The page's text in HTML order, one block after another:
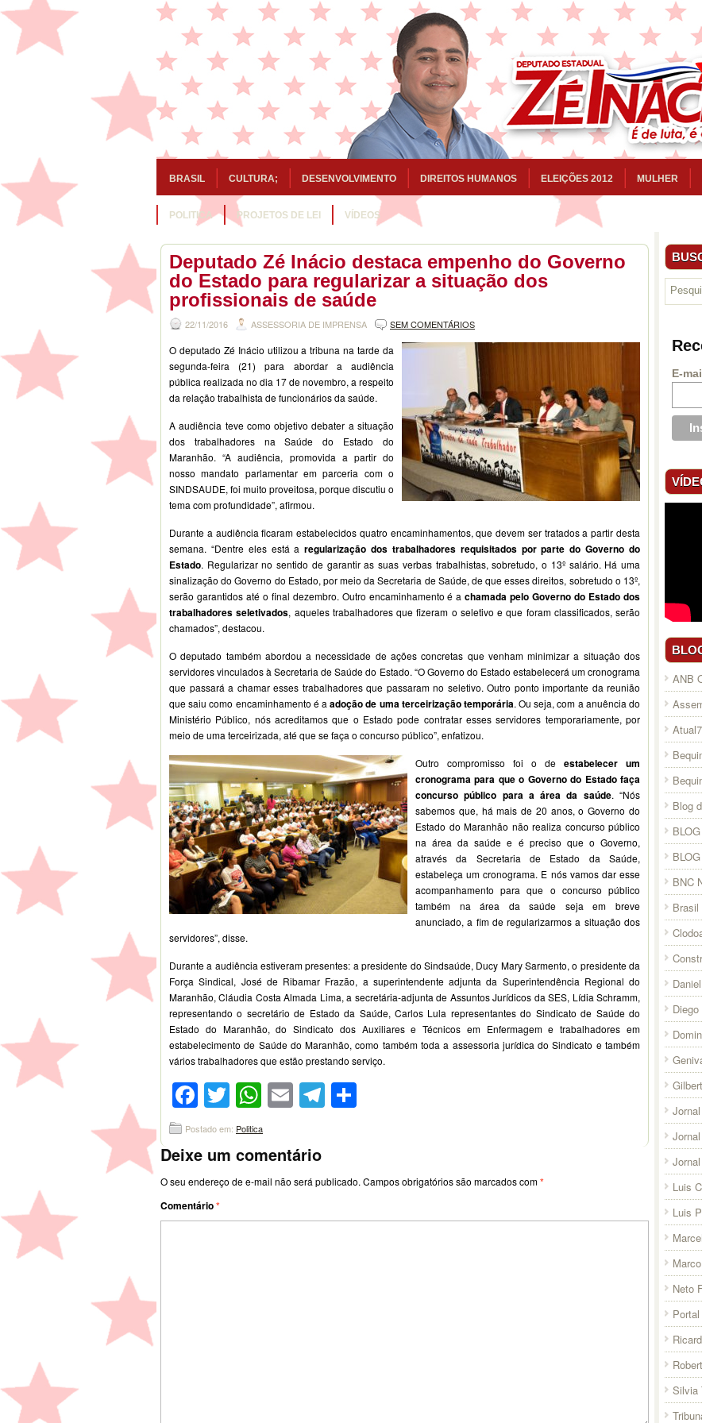
BRASIL CULTURA; DESENVOLVIMENTO DIREITOS HUMANOS ELEIÇÕES 2012 MULHER
POLITICA PROJETOS DE LEI VÍDEOS
Deputado Zé Inácio destaca empenho do Governo
do Estado para regularizar a situação dos
profissionais de saúde
22/11/2016 ASSESSORIA DE IMPRENSA SEM COMENTÁRIOS
O deputado Zé Inácio utilizou a tribuna na tarde da
segunda-feira (21) para abordar a audiência
pública realizada no dia 17 de novembro, a respeito
da relação trabalhista de funcionários da saúde.
A audiência teve como objetivo debater a situação
dos trabalhadores na Saúde do Estado do
Maranhão. “A audiência, promovida a partir do
nosso mandato parlamentar em parceria com o
SINDSAUDE, foi muito proveitosa, porque discutiu o
tema com profundidade”, afirmou.
Durante a audiência ficaram estabelecidos quatro encaminhamentos, que devem ser tratados a partir desta
semana. “Dentre eles está aregularização dos trabalhadores requisitados por parte do Governo do
Estado. Regularizar no sentido de garantir as suas verbas trabalhistas, sobretudo, o 13º salário. Há uma
sinalização do Governo do Estado, por meio da Secretaria de Saúde, de que esses direitos, sobretudo o 13º,
serão garantidos até o final dezembro. Outro encaminhamento é achamada pelo Governo do Estado dos
trabalhadores seletivados, aqueles trabalhadores que fizeram o seletivo e que foram classificados, serão
chamados”, destacou.
O deputado também abordou a necessidade de ações concretas que venham minimizar a situação dos
servidores vinculados à Secretaria de Saúde do Estado. “O Governo do Estado estabelecerá um cronograma
que passará a chamar esses trabalhadores que passaram no seletivo. Outro ponto importante da reunião
que saiu como encaminhamento é aadoção de uma terceirização temporária. Ou seja, com a anuência do
Ministério Público, nós acreditamos que o Estado pode contratar esses servidores temporariamente, por
meio de uma terceirizada, até que se faça o concurso público”, enfatizou.
Outro compromisso foi o de estabelecer um
cronograma para que o Governo do Estado faça
concurso público para a área da saúde. “Nós
sabemos que, há mais de 20 anos, o Governo do
Estado do Maranhão não realiza concurso público
na área da saúde e é preciso que o Governo,
através da Secretaria de Estado da Saúde,
estabeleça um cronograma. E nós vamos dar esse
acompanhamento para que o concurso público
também na área da saúde seja em breve
anunciado, a fim de regularizarmos a situação dos
servidores”, disse.
Durante a audiência estiveram presentes: a presidente do Sindsaúde, Ducy Mary Sarmento, o presidente da
Força Sindical, José de Ribamar Frazão, a superintendente adjunta da Superintendência Regional do
Maranhão, Cláudia Costa Almada Lima, a secretária-adjunta de Assuntos Jurídicos da SES, Lídia Schramm,
representando o secretário de Estado da Saúde, Carlos Lula representantes do Sindicato de Saúde do
Estado do Maranhão, do Sindicato dos Auxiliares e Técnicos em Enfermagem e trabalhadores em
estabelecimento de Saúde do Maranhão, como também toda a assessoria jurídica do Sindicato e também
vários trabalhadores que estão prestando serviço.
Facebook
Twitter
WhatsApp
EmailTelegram
Postado em: Politica
Deixe um comentário
O seu endereço de e-mail não será publicado. Campos obrigatórios são marcados com*
Comentário*
E-
ANB
Atual7
Blog
BNC
Brasil
Luis
Luis
Neto
Silvia